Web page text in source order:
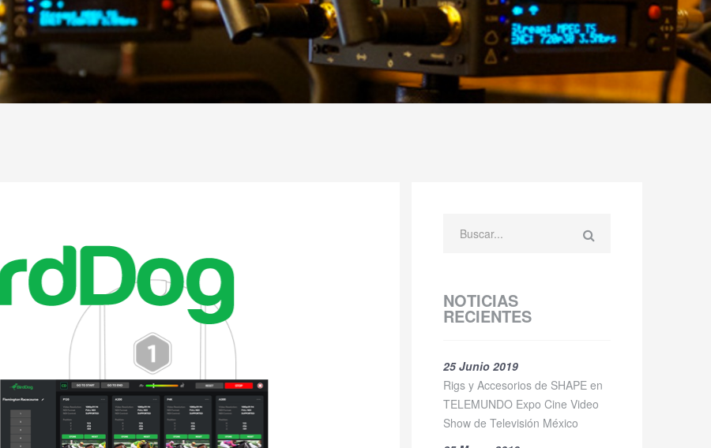
NOTICIAS
RECIENTES
25 Junio 2019
Rigs y Accesorios de SHAPE en
TELEMUNDO Expo Cine Video
Show de Televisión México